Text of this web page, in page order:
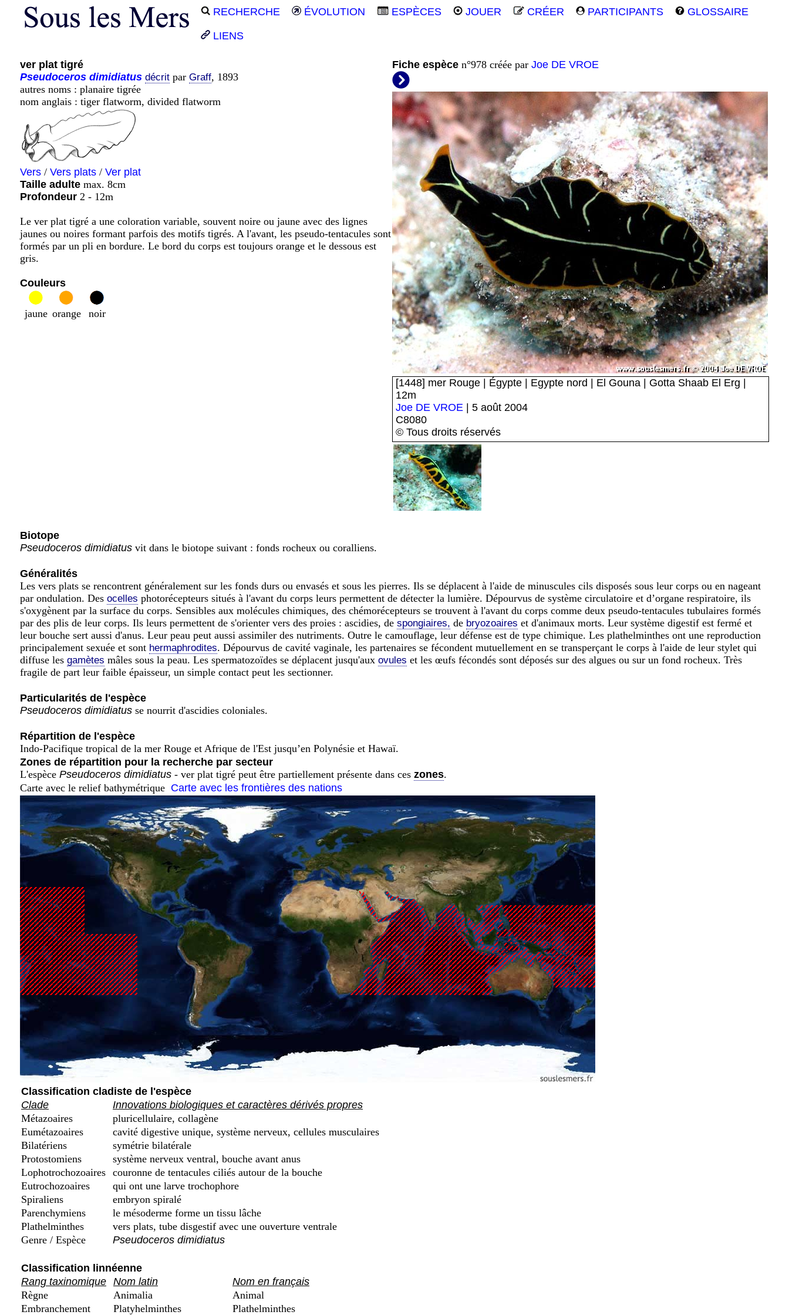
RECHERCHE ÉVOLUTION ESPÈCES JOUER CRÉER PARTICIPANTS GLOSSAIRE
LIENS
ver plat tigré
Pseudoceros dimidiatus décrit par Graff, 1893
autres noms : planaire tigrée
nom anglais : tiger flatworm, divided flatworm
Vers / Vers plats / Ver plat
Taille adulte max. 8cm
Profondeur 2 - 12m
Le ver plat tigré a une coloration variable, souvent noire ou jaune avec des lignes
jaunes ou noires formant parfois des motifs tigrés. A l'avant, les pseudo-tentacules sont
formés par un pli en bordure. Le bord du corps est toujours orange et le dessous est
gris.
Couleurs
jaune orange noir
Fiche espèce n°978 créée par Joe DE VROE
[1448] mer Rouge | Égypte | Egypte nord | El Gouna | Gotta Shaab El Erg |
12m
Joe DE VROE | 5 août 2004
C8080
© Tous droits réservés
Biotope
Pseudoceros dimidiatus vit dans le biotope suivant : fonds rocheux ou coralliens.
Généralités
Les vers plats se rencontrent généralement sur les fonds durs ou envasés et sous les pierres. Ils se déplacent à l'aide de minuscules cils disposés sous leur corps ou en nageant
par ondulation. Des ocelles photorécepteurs situés à l'avant du corps leurs permettent de détecter la lumière. Dépourvus de système circulatoire et d’organe respiratoire, ils
s'oxygènent par la surface du corps. Sensibles aux molécules chimiques, des chémorécepteurs se trouvent à l'avant du corps comme deux pseudo-tentacules tubulaires formés
par des plis de leur corps. Ils leurs permettent de s'orienter vers des proies : ascidies, de spongiaires, de bryozoaires et d'animaux morts. Leur système digestif est fermé et
leur bouche sert aussi d'anus. Leur peau peut aussi assimiler des nutriments. Outre le camouflage, leur défense est de type chimique. Les plathelminthes ont une reproduction
principalement sexuée et sont hermaphrodites. Dépourvus de cavité vaginale, les partenaires se fécondent mutuellement en se transperçant le corps à l'aide de leur stylet qui
diffuse les gamètes mâles sous la peau. Les spermatozoïdes se déplacent jusqu'aux ovules et les œufs fécondés sont déposés sur des algues ou sur un fond rocheux. Très
fragile de part leur faible épaisseur, un simple contact peut les sectionner.
Particularités de l'espèce
Pseudoceros dimidiatus se nourrit d'ascidies coloniales.
Répartition de l'espèce
Indo-Pacifique tropical de la mer Rouge et Afrique de l'Est jusqu’en Polynésie et Hawaï.
Zones de répartition pour la recherche par secteur
L'espèce Pseudoceros dimidiatus - ver plat tigré peut être partiellement présente dans ces zones.
Carte avec le relief bathymétrique Carte avec les frontières des nations
Classification cladiste de l'espèce
Clade
Innovations biologiques et caractères dérivés propres
Métazoaires
pluricellulaire, collagène
Eumétazoaires
cavité digestive unique, système nerveux, cellules musculaires
Bilatériens
symétrie bilatérale
Protostomiens
système nerveux ventral, bouche avant anus
Lophotrochozoaires couronne de tentacules ciliés autour de la bouche
Eutrochozoaires
qui ont une larve trochophore
Spiraliens
embryon spiralé
Parenchymiens
le mésoderme forme un tissu lâche
Plathelminthes
vers plats, tube disgestif avec une ouverture ventrale
Genre / Espèce
Pseudoceros dimidiatus
Classification linnéenne
Rang taxinomique Nom latin
Nom en français
Règne
Animalia
Animal
Embranchement
Platyhelminthes Plathelminthes